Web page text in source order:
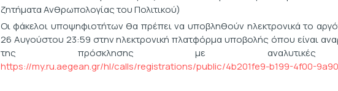
ζητήματα Ανθρωπολογίας του Πολιτικού)
Οι φάκελοι υποψηφιοτήτων θα πρέπει να υποβληθούν ηλεκτρονικά το
26 Αυγούστου 23:59 στην ηλεκτρονική πλατφόρμα υποβολής όπου είναι
της πρόσκλησης με αναλυτικές
https://my.ru.aegean.gr/hl/calls/registrations/public/4b201fe9-b199-4f00-